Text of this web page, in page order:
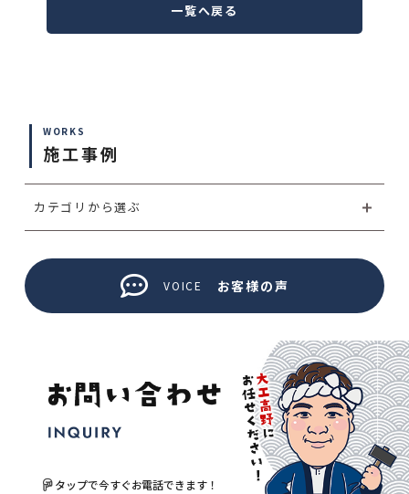
一覧へ戻る
WORKS
施工事例
カテゴリから選ぶ
VOICE お客様の声
タップで今すぐお電話できます！